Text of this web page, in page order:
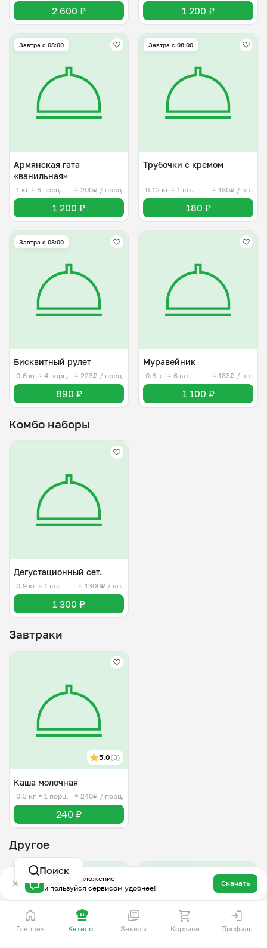
Поиск
2 600 ₽ 1 200 ₽
Завтра c 08:00
Армянская гата
«ванильная»
1 кг ≈ 6 порц. ≈ 200₽ / порц.
1 200 ₽
Завтра c 08:00
Трубочки с кремом
0.12 кг ≈ 1 шт. ≈ 180₽ / шт.
180 ₽
Завтра c 08:00
Бисквитный рулет
0.6 кг ≈ 4 порц. ≈ 223₽ / порц.
890 ₽
Муравейник
0.6 кг ≈ 6 шт. ≈ 183₽ / шт.
1 100 ₽
Комбо наборы
Дегустационный сет.
0.9 кг ≈ 1 шт. ≈ 1300₽ / шт.
1 300 ₽
Завтраки
5.0(3)
Каша молочная
0.3 кг ≈ 1 порц. ≈ 240₽ / порц.
240 ₽
Другое
Завтра c 08:00
Скачай приложение
и пользуйся сервисом удобнее!
Скачать
Главная Каталог Заказы Корзина Профиль